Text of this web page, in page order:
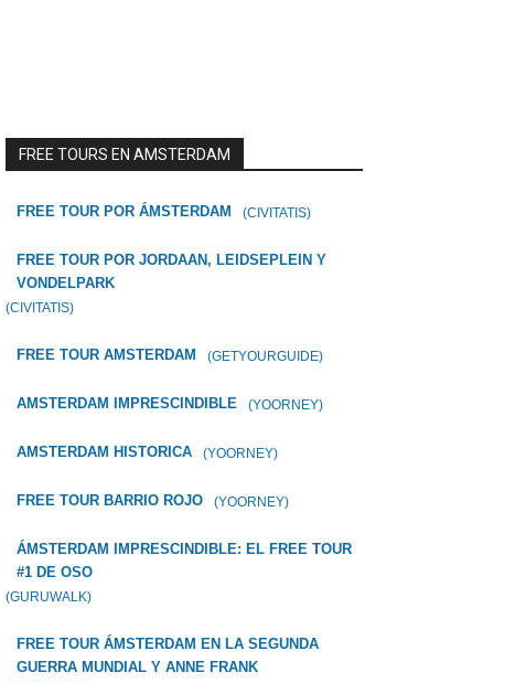
FREE TOURS EN AMSTERDAM
FREE TOUR POR ÁMSTERDAM (CIVITATIS)
FREE TOUR POR JORDAAN, LEIDSEPLEIN Y
VONDELPARK
(CIVITATIS)
FREE TOUR AMSTERDAM (GETYOURGUIDE)
AMSTERDAM IMPRESCINDIBLE (YOORNEY)
AMSTERDAM HISTORICA (YOORNEY)
FREE TOUR BARRIO ROJO (YOORNEY)
ÁMSTERDAM IMPRESCINDIBLE: EL FREE TOUR
#1 DE OSO
(GURUWALK)
FREE TOUR ÁMSTERDAM EN LA SEGUNDA
GUERRA MUNDIAL Y ANNE FRANK